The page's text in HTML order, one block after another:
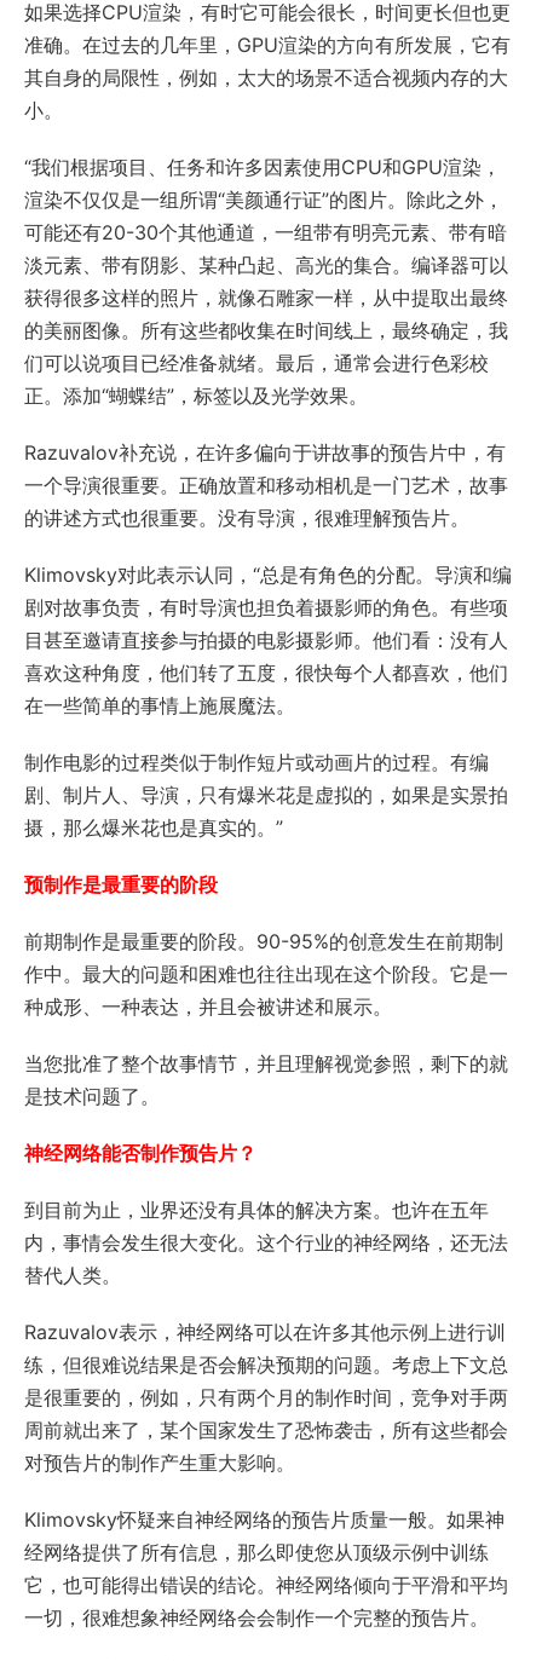
如果选择CPU渲染，有时它可能会很长，时间更长但也更
准确。在过去的几年里，GPU渲染的方向有所发展，它有
其自身的局限性，例如，太大的场景不适合视频内存的大
小。
“我们根据项目、任务和许多因素使用CPU和GPU渲染，
渲染不仅仅是一组所谓“美颜通行证”的图片。除此之外，
可能还有20-30个其他通道，一组带有明亮元素、带有暗
淡元素、带有阴影、某种凸起、高光的集合。编译器可以
获得很多这样的照片，就像石雕家一样，从中提取出最终
的美丽图像。所有这些都收集在时间线上，最终确定，我
们可以说项目已经准备就绪。最后，通常会进行色彩校
正。添加“蝴蝶结”，标签以及光学效果。
Razuvalov补充说，在许多偏向于讲故事的预告片中，有
一个导演很重要。正确放置和移动相机是一门艺术，故事
的讲述方式也很重要。没有导演，很难理解预告片。
Klimovsky对此表示认同，“总是有角色的分配。导演和编
剧对故事负责，有时导演也担负着摄影师的角色。有些项
目甚至邀请直接参与拍摄的电影摄影师。他们看：没有人
喜欢这种角度，他们转了五度，很快每个人都喜欢，他们
在一些简单的事情上施展魔法。
制作电影的过程类似于制作短片或动画片的过程。有编
剧、制片人、导演，只有爆米花是虚拟的，如果是实景拍
摄，那么爆米花也是真实的。”
预制作是最重要的阶段
前期制作是最重要的阶段。90-95%的创意发生在前期制
作中。最大的问题和困难也往往出现在这个阶段。它是一
种成形、一种表达，并且会被讲述和展示。
当您批准了整个故事情节，并且理解视觉参照，剩下的就
是技术问题了。
神经网络能否制作预告片？
到目前为止，业界还没有具体的解决方案。也许在五年
内，事情会发生很大变化。这个行业的神经网络，还无法
替代人类。
Razuvalov表示，神经网络可以在许多其他示例上进行训
练，但很难说结果是否会解决预期的问题。考虑上下文总
是很重要的，例如，只有两个月的制作时间，竞争对手两
周前就出来了，某个国家发生了恐怖袭击，所有这些都会
对预告片的制作产生重大影响。
Klimovsky怀疑来自神经网络的预告片质量一般。如果神
经网络提供了所有信息，那么即使您从顶级示例中训练
它，也可能得出错误的结论。神经网络倾向于平滑和平均
一切，很难想象神经网络会会制作一个完整的预告片。